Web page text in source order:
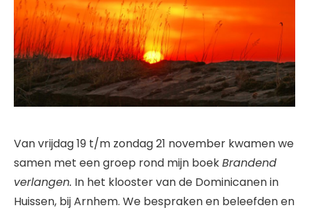
Van vrijdag 19 t/m zondag 21 november kwamen we
samen met een groep rond mijn boekBrandend
verlangen. In het klooster van de Dominicanen in
Huissen, bij Arnhem. We bespraken en beleefden en